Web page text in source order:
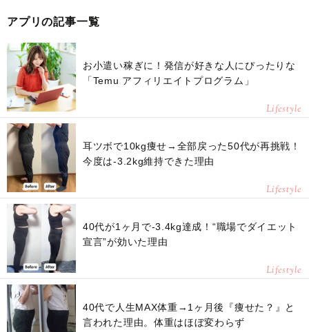
アプリの記事一覧
お小遣い稼ぎに！発信が好きな人にぴったりな
「Temu アフィリエイトプログラム」
Lifestyle
耳ツボで10kg痩せ→全部戻った50代が再挑戦！
今度は-3.2kg維持できた理由
Lifestyle
40代が1ヶ月で-3.4kg達成！“職場でダイエット
宣言”が効いた理由
Lifestyle
40代で人生MAX体重→1ヶ月後『痩せた？』と
言われた理由。体重はほぼ変わらず